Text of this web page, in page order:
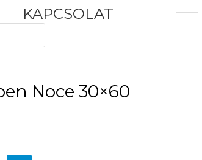
KAPCSOLAT
Tuscania Durango Medium
Noce 30×60